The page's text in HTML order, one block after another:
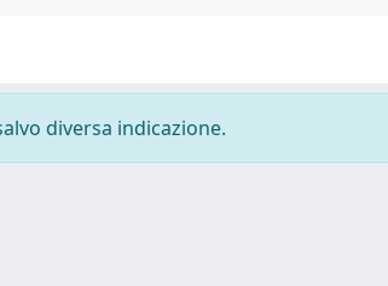
diversa indicazione.